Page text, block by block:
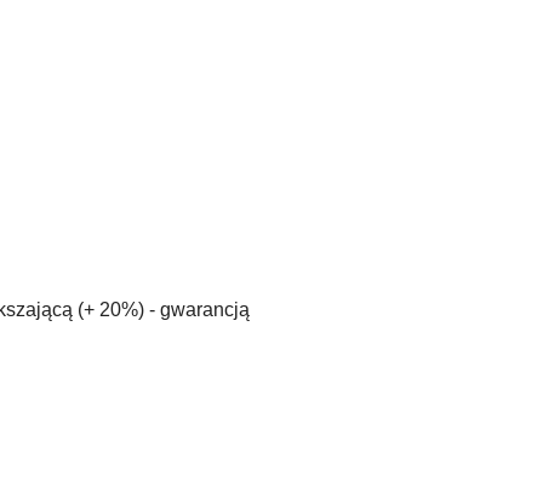
(+ 20%) - gwarancją